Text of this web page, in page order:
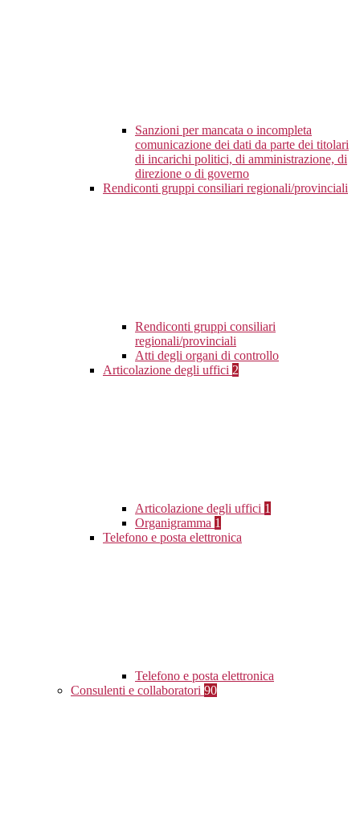
Sanzioni per mancata o incompleta
comunicazione dei dati da parte dei titolari
di incarichi politici, di amministrazione, di
direzione o di governo
Rendiconti gruppi consiliari regionali/provinciali
Rendiconti gruppi consiliari
regionali/provinciali
Atti degli organi di controllo
Articolazione degli uffici 2
Articolazione degli uffici 1
Organigramma 1
Telefono e posta elettronica
Telefono e posta elettronica
Consulenti e collaboratori 90